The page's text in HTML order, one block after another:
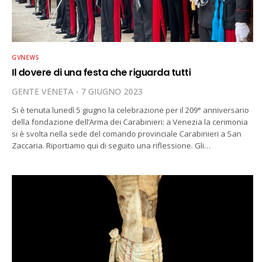
GVNEWS
Il dovere di una festa che riguarda tutti
GENTE VENETA 7 GIUGNO 2023
Si è tenuta lunedì 5 giugno la celebrazione per il 209° anniversario
della fondazione dell’Arma dei Carabinieri: a Venezia la cerimonia
si è svolta nella sede del comando provinciale Carabinieri a San
Zaccaria. Riportiamo qui di seguito una riflessione. Gli…